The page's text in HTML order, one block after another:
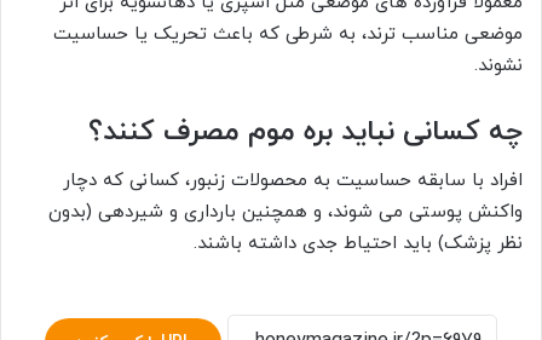
موضعی مناسب ترند، به شرطی که باعث تحریک یا حساسیت
نشوند.
چه کسانی نباید بره موم مصرف کنند؟
افراد با سابقه حساسیت به محصولات زنبور، کسانی که دچار
واکنش پوستی می شوند، و همچنین بارداری و شیردهی (بدون
نظر پزشک) باید احتیاط جدی داشته باشند.